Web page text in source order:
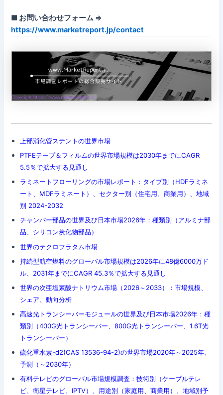
■ お問い合わせフォーム ⇒
https://www.marketreport.jp/contact
上部消化管ステントの世界市場
PTFEテープ＆フィルムの世界市場規模は2030年までにCAGR
5.5％で拡大する見通し
ラミネートフローリングの市場レポート：タイプ別（HDFラミネ
ート、MDFラミネート）、セクター別（住宅用、商業用）、地域
別 2024-2032
チャンバー部品の世界及び日本市場2026年：種類別（アルミナ部
品、シリコン炭化物部品）
世界のテクロフラタム市場
持続型航空燃料のグローバル市場規模は2026年に48億6000万ド
ル、2031年までにCAGR 45.3％で拡大する見通し
世界の次亜塩素酸ナトリウム市場（2026～2033）：市場規模、
シェア、動向分析
高速光トランシーバーモジュールの世界及び日本市場2026年：種
類別（400G光トランシーバー、800G光トランシーバー、1.6T光
トランシーバー）
硫化重水素-d2(CAS 13536-94-2)の世界市場2020年～2025年、
予測（～2030年）
有料テレビのグローバル市場規模調査：技術別（ケーブルテレ
ビ、衛星テレビ、IPTV）、用途別（家庭用、商業用）、地域別予